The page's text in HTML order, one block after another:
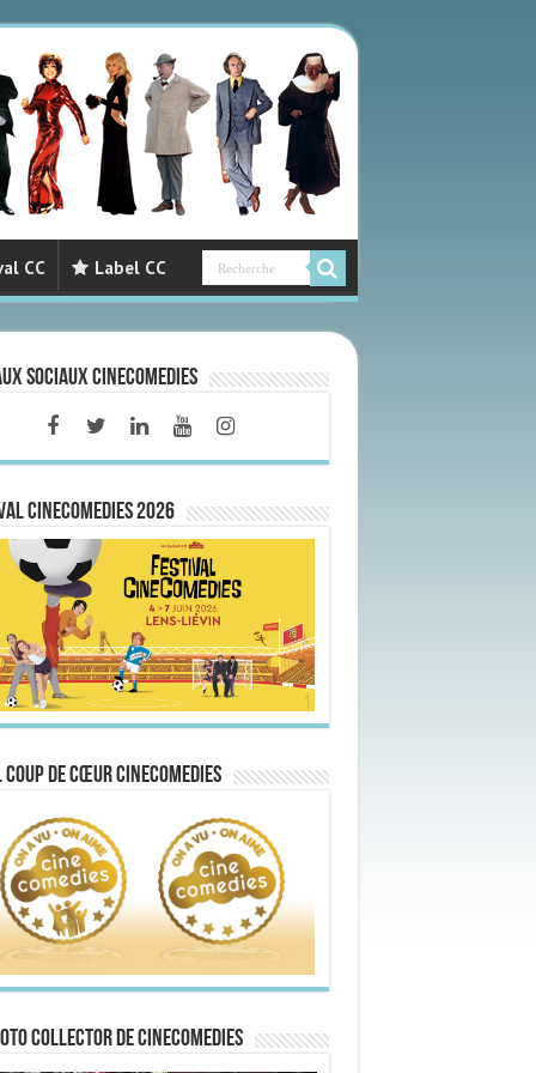
CC Label CC
sociaux CineComedies
CINECOMEDIES 2026
de Cœur CineComedies
collector de CineComedies